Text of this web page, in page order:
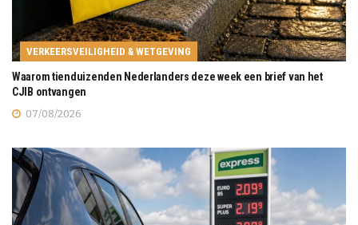
VERKEERSVEILIGHEID & WETGEVING
Waarom tienduizenden Nederlanders deze week een brief van het
CJIB ontvangen
07/08/2026